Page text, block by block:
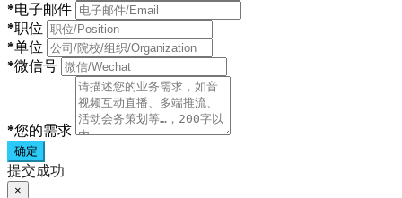
*电子邮件
*职位
*单位
*微信号
*您的需求
确定
提交成功
×